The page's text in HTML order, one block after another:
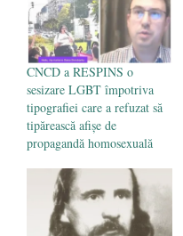
CNCD a RESPINS o
sesizare LGBT împotriva
tipografiei care a refuzat să
tipărească afișe de
propagandă homosexuală